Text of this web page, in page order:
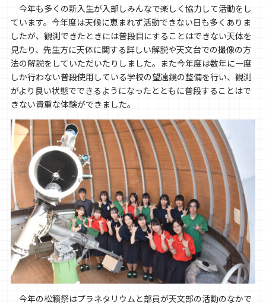
今年も多くの新入生が入部しみんなで楽しく協力して活動をし
ています。今年度は天候に恵まれず活動できない日も多くありま
したが、観測できたときには普段目にすることはできない天体を
見たり、先生方に天体に関する詳しい解説や天文台での撮像の方
法の解説をしていただいたりしました。また今年度は数年に一度
しか行わない普段使用している学校の望遠鏡の整備を行い、観測
がより良い状態でできるようになったとともに普段することはで
きない貴重な体験ができました。
今年の松籟祭はプラネタリウムと部員が天文部の活動のなかで